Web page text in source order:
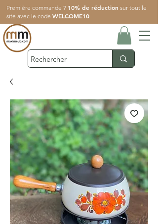
Première commande ? 10% de réduction sur tout le
site avec le code WELCOME10